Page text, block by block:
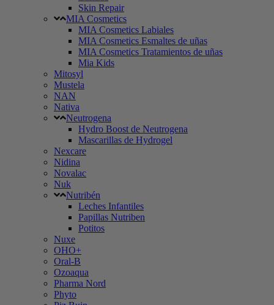
Skin Repair
MIA Cosmetics
MIA Cosmetics Labiales
MIA Cosmetics Esmaltes de uñas
MIA Cosmetics Tratamientos de uñas
Mia Kids
Mitosyl
Mustela
NAN
Nativa
Neutrogena
Hydro Boost de Neutrogena
Mascarillas de Hydrogel
Nexcare
Nidina
Novalac
Nuk
Nutribén
Leches Infantiles
Papillas Nutriben
Potitos
Nuxe
OHO+
Oral-B
Ozoaqua
Pharma Nord
Phyto